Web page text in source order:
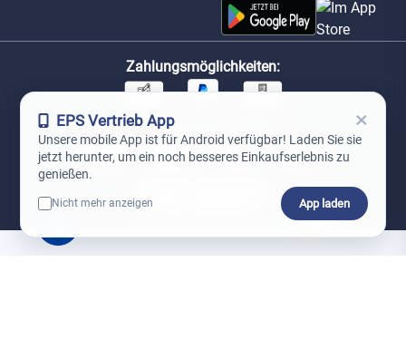
Zahlungsmöglichkeiten:
Unsere Versandpartner:
EPS Vertrieb App ×
Unsere mobile App ist für Android verfügbar! Laden Sie sie
jetzt herunter, um ein noch besseres Einkaufserlebnis zu
genießen.
Nicht mehr anzeigen App laden